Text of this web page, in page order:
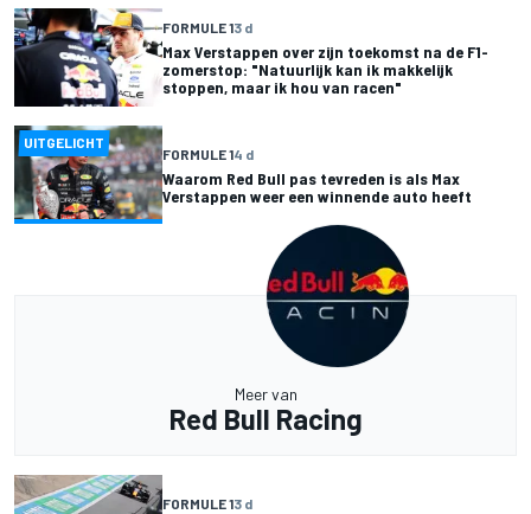
FORMULE 13 d
Max Verstappen over zijn toekomst na de F1-
zomerstop: "Natuurlijk kan ik makkelijk
stoppen, maar ik hou van racen"
UITGELICHT
FORMULE 14 d
Waarom Red Bull pas tevreden is als Max
Verstappen weer een winnende auto heeft
Meer van
Red Bull Racing
FORMULE 13 d